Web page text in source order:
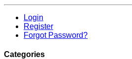
Login
Register
Forgot Password?
Categories